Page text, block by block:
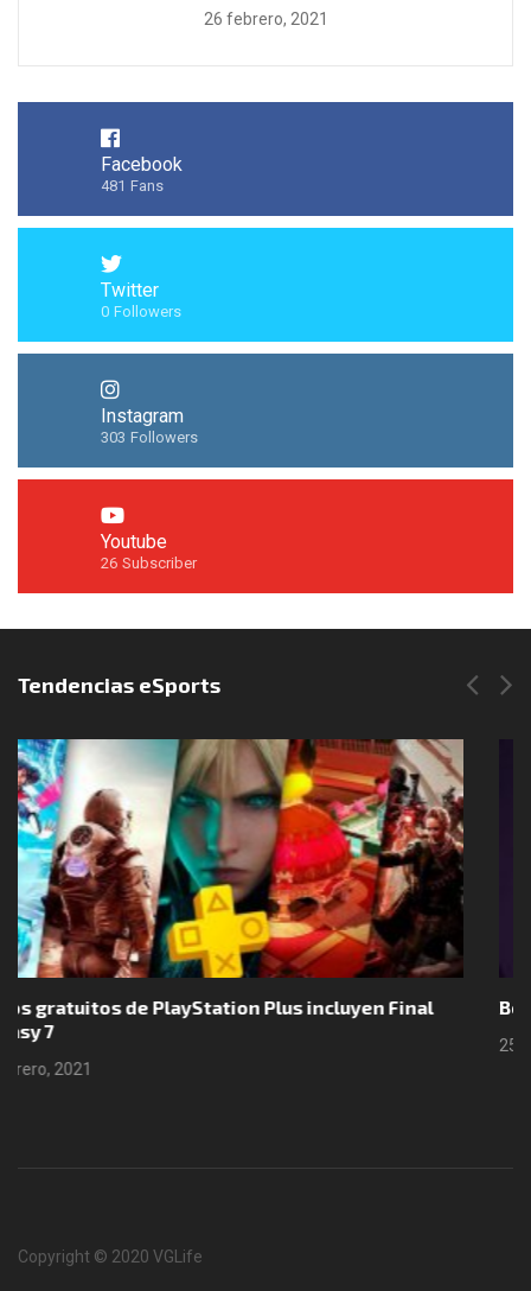
26 febrero, 2021
Facebook
481 Fans
Twitter
0 Followers
Instagram
303 Followers
Youtube
26 Subscriber
Síguenos en Instagram
Tendencias eSports
Boomerang X y Neurodeck llegarán a Nintendo Switch
25 febrero, 2021
Copyright © 2020 VGLife